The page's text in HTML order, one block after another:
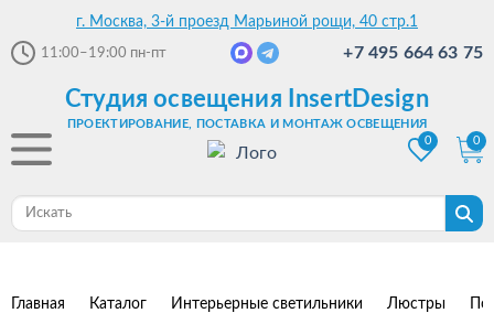
г. Москва, 3-й проезд Марьиной рощи, 40 стр.1
11:00–19:00 пн-пт +7 495 664 63 75
Студия освещения InsertDesign
ПРОЕКТИРОВАНИЕ, ПОСТАВКА И МОНТАЖ ОСВЕЩЕНИЯ
0
0
Главная Каталог Интерьерные светильники Люстры